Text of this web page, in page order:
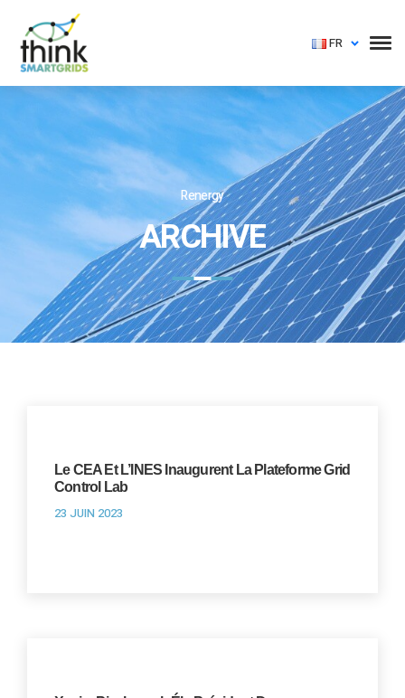
FR
Renergy
ARCHIVE
Le CEA Et L’INES Inaugurent La Plateforme Grid
Control Lab
23 JUIN 2023